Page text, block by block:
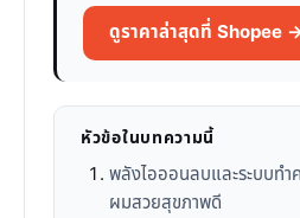
ดูราคาล่าสุดที่ Shopee
หัวข้อในบทความนี้
พลังไอออนลบและระบบทำ
ผมสวยสุขภาพดี